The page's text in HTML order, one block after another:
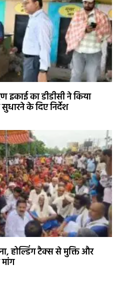
इकाई का डीडीसी ने किया
के दिए निर्देश
होल्डिंग टैक्स से मुक्ति और